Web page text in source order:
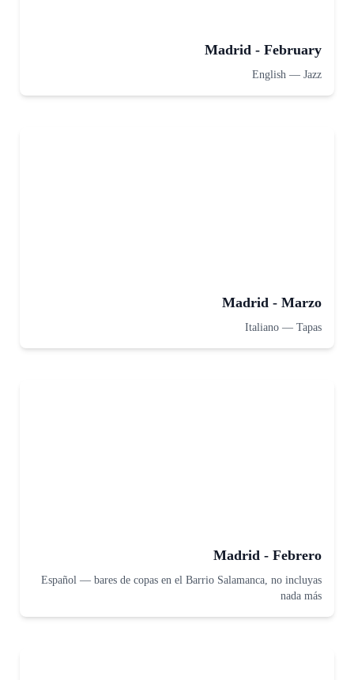
Madrid - February
English — Jazz
Madrid - Marzo
Italiano — Tapas
Madrid - Febrero
Español — bares de copas en el Barrio Salamanca, no incluyas
nada más